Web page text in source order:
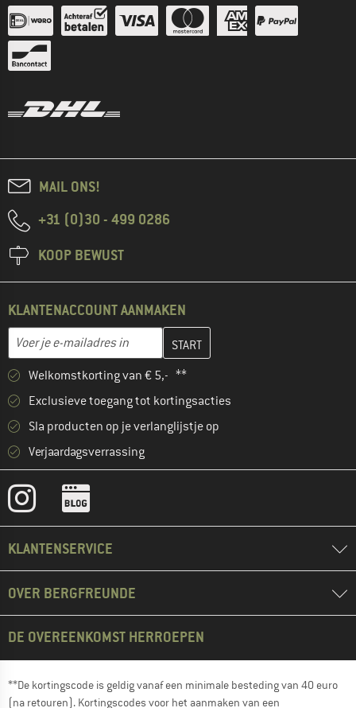
MAIL ONS!
+31 (0)30 - 499 0286
KOOP BEWUST
KLANTENACCOUNT AANMAKEN
E-mailadres
Vul je e-mailadres hier in en maak in de volgende stap je
Welkomstkorting van € 5,- **
Exclusieve toegang tot kortingsacties
Sla producten op je verlanglijstje op
Verjaardagsverrassing
KLANTENSERVICE
OVER BERGFREUNDE
DE OVEREENKOMST HERROEPEN
**De kortingscode is geldig vanaf een minimale besteding van 40 euro
(na retouren). Kortingscodes voor het aanmaken van een